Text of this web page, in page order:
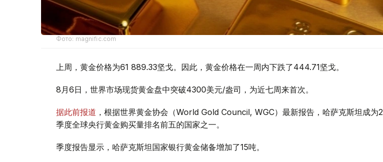
Фото: magnific.com
上周，黄金价格为61 889.33坚戈。因此，黄金价格在一周内下跌了444.71坚戈。
8月6日，世界市场现货黄金盘中突破4300美元/盎司，为近七周来首次。
据此前报道 ，根据世界黄金协会（World Gold Council, WGC）最新报告，哈萨克斯坦成为
季度全球央行黄金购买量排名前五的国家之一。
季度报告显示，哈萨克斯坦国家银行黄金储备增加了15吨。